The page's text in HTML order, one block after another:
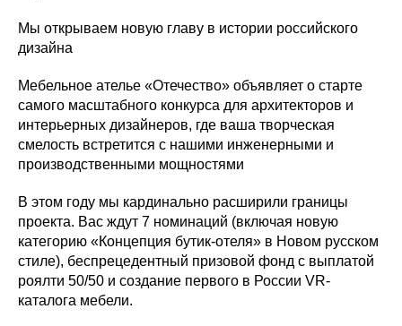
Мы открываем новую главу в истории российского
дизайна
Мебельное ателье «Отечество» объявляет о старте
самого масштабного конкурса для архитекторов и
интерьерных дизайнеров, где ваша творческая
смелость встретится с нашими инженерными и
производственными мощностями
В этом году мы кардинально расширили границы
проекта. Вас ждут 7 номинаций (включая новую
категорию «Концепция бутик-отеля» в Новом русском
стиле), беспрецедентный призовой фонд с выплатой
роялти 50/50 и создание первого в России VR-
каталога мебели.